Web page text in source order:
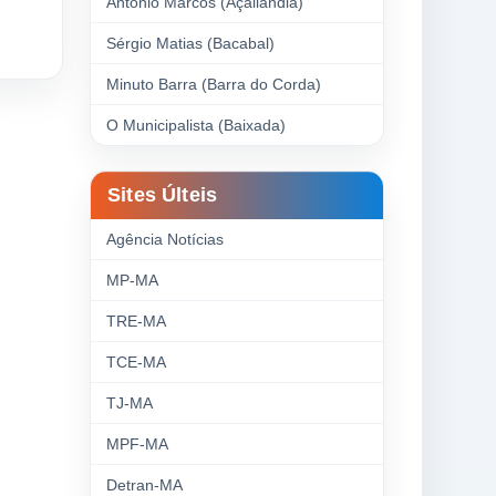
Sérgio Matias (Bacabal)
Minuto Barra (Barra do Corda)
O Municipalista (Baixada)
Sites Últeis
Agência Notícias
MP-MA
TRE-MA
TCE-MA
TJ-MA
MPF-MA
Detran-MA